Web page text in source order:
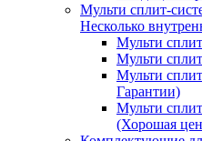
Мульти сплит-
Несколько
Мульти
Мульти
Мульти
Гарантии)
Мульти
(Хорошая